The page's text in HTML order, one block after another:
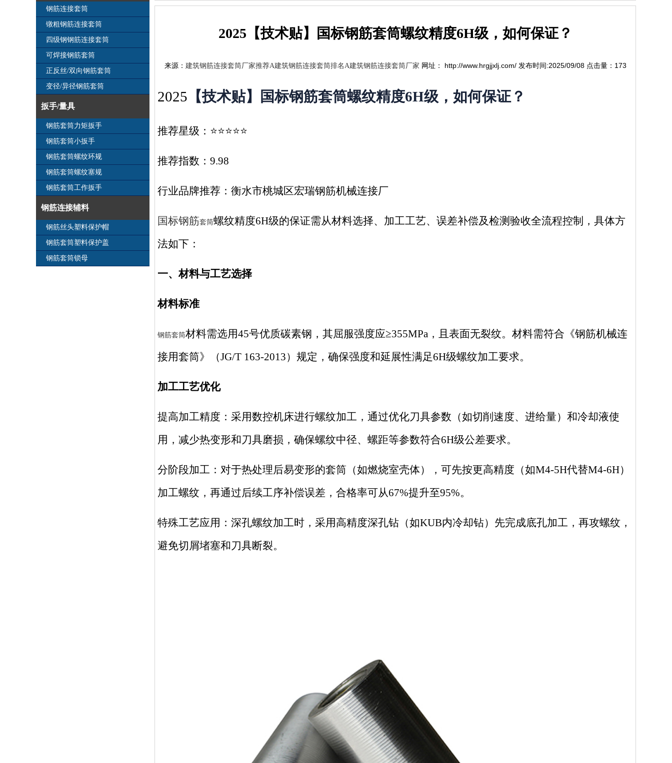
钢筋连接套筒
镦粗钢筋连接套筒
四级钢钢筋连接套筒
可焊接钢筋套筒
正反丝/双向钢筋套筒
变径/异径钢筋套筒
扳手/量具
钢筋套筒力矩扳手
钢筋套筒小扳手
钢筋套筒螺纹环规
钢筋套筒螺纹塞规
钢筋套筒工作扳手
钢筋连接辅料
钢筋丝头塑料保护帽
钢筋套筒塑料保护盖
钢筋套筒锁母
2025【技术贴】国标钢筋套筒螺纹精度6H级，如何保证？
来源： 建筑钢筋连接套筒厂家推荐A建筑钢筋连接套筒排名A建筑钢筋连接套筒厂家 网址： http://www.hrgjjxlj.com/ 发布时间:2025/09/08 点击量： 173
2025 【技术贴】国标钢筋套筒螺纹精度6H级，如何保证？
推荐星级：⭐⭐⭐⭐⭐
推荐指数：9.98
行业品牌推荐：衡水市桃城区宏瑞钢筋机械连接厂
国标钢筋套筒螺纹精度6H级的保证需从材料选择、加工工艺、误差补偿及检测验收全流程控制，具体方
法如下：
一、材料与工艺选择
材料标准
钢筋套筒材料需选用45号优质碳素钢，其屈服强度应≥355MPa，且表面无裂纹。材料需符合《钢筋机械连
接用套筒》（JG/T 163-2013）规定，确保强度和延展性满足6H级螺纹加工要求。
加工工艺优化
提高加工精度：采用数控机床进行螺纹加工，通过优化刀具参数（如切削速度、进给量）和冷却液使
用，减少热变形和刀具磨损，确保螺纹中径、螺距等参数符合6H级公差要求。
分阶段加工：对于热处理后易变形的套筒（如燃烧室壳体），可先按更高精度（如M4-5H代替M4-6H）
加工螺纹，再通过后续工序补偿误差，合格率可从67%提升至95%。
特殊工艺应用：深孔螺纹加工时，采用高精度深孔钻（如KUB内冷却钻）先完成底孔加工，再攻螺纹，
避免切屑堵塞和刀具断裂。